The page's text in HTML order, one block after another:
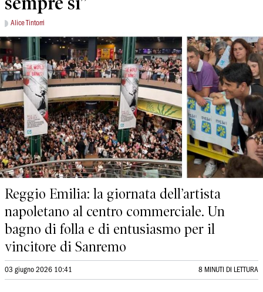
Alice Tintorri
Reggio Emilia: la giornata dell’artista
napoletano al centro commerciale. Un
bagno di folla e di entusiasmo per il
vincitore di Sanremo
03 giugno 2026 10:41 8 MINUTI DI LETTURA